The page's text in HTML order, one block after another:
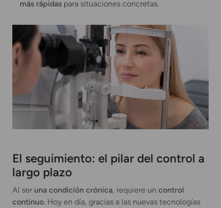
más rápidas para situaciones concretas.
El seguimiento: el pilar del control a
largo plazo
Al ser una condición crónica, requiere un control
continuo. Hoy en día, gracias a las nuevas tecnologías